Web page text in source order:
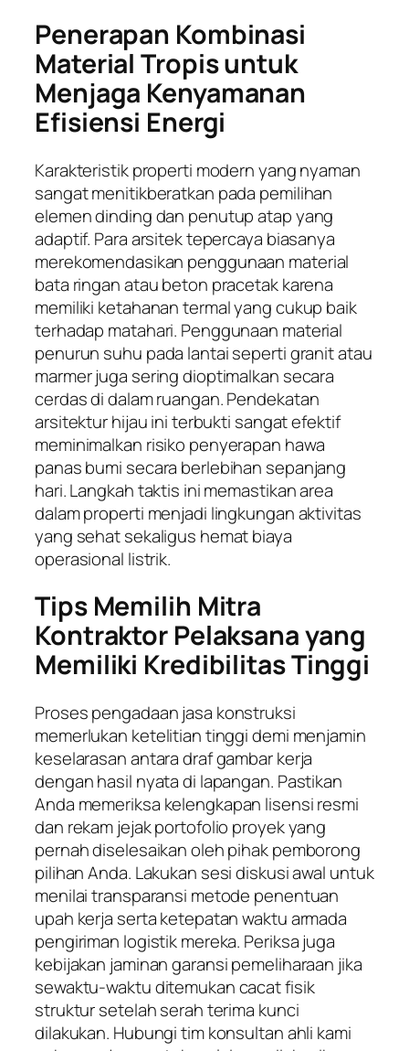
Penerapan Kombinasi
Material Tropis untuk
Menjaga Kenyamanan
Efisiensi Energi
Karakteristik properti modern yang nyaman
sangat menitikberatkan pada pemilihan
elemen dinding dan penutup atap yang
adaptif. Para arsitek tepercaya biasanya
merekomendasikan penggunaan material
bata ringan atau beton pracetak karena
memiliki ketahanan termal yang cukup baik
terhadap matahari. Penggunaan material
penurun suhu pada lantai seperti granit atau
marmer juga sering dioptimalkan secara
cerdas di dalam ruangan. Pendekatan
arsitektur hijau ini terbukti sangat efektif
meminimalkan risiko penyerapan hawa
panas bumi secara berlebihan sepanjang
hari. Langkah taktis ini memastikan area
dalam properti menjadi lingkungan aktivitas
yang sehat sekaligus hemat biaya
operasional listrik.
Tips Memilih Mitra
Kontraktor Pelaksana yang
Memiliki Kredibilitas Tinggi
Proses pengadaan jasa konstruksi
memerlukan ketelitian tinggi demi menjamin
keselarasan antara draf gambar kerja
dengan hasil nyata di lapangan. Pastikan
Anda memeriksa kelengkapan lisensi resmi
dan rekam jejak portofolio proyek yang
pernah diselesaikan oleh pihak pemborong
pilihan Anda. Lakukan sesi diskusi awal untuk
menilai transparansi metode penentuan
upah kerja serta ketepatan waktu armada
pengiriman logistik mereka. Periksa juga
kebijakan jaminan garansi pemeliharaan jika
sewaktu-waktu ditemukan cacat fisik
struktur setelah serah terima kunci
dilakukan. Hubungi tim konsultan ahli kami